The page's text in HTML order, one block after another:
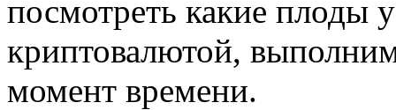
посмотреть какие плоды
криптовалютой,
момент времени.